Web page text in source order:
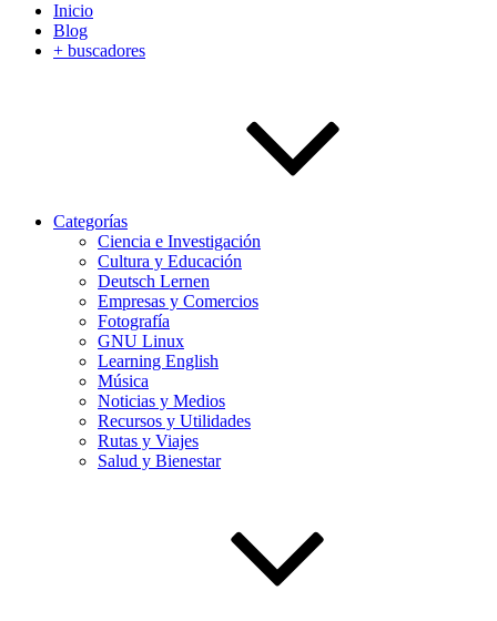
Inicio
Blog
+ buscadores
Categorías
Ciencia e Investigación
Cultura y Educación
Deutsch Lernen
Empresas y Comercios
Fotografía
GNU Linux
Learning English
Música
Noticias y Medios
Recursos y Utilidades
Rutas y Viajes
Salud y Bienestar